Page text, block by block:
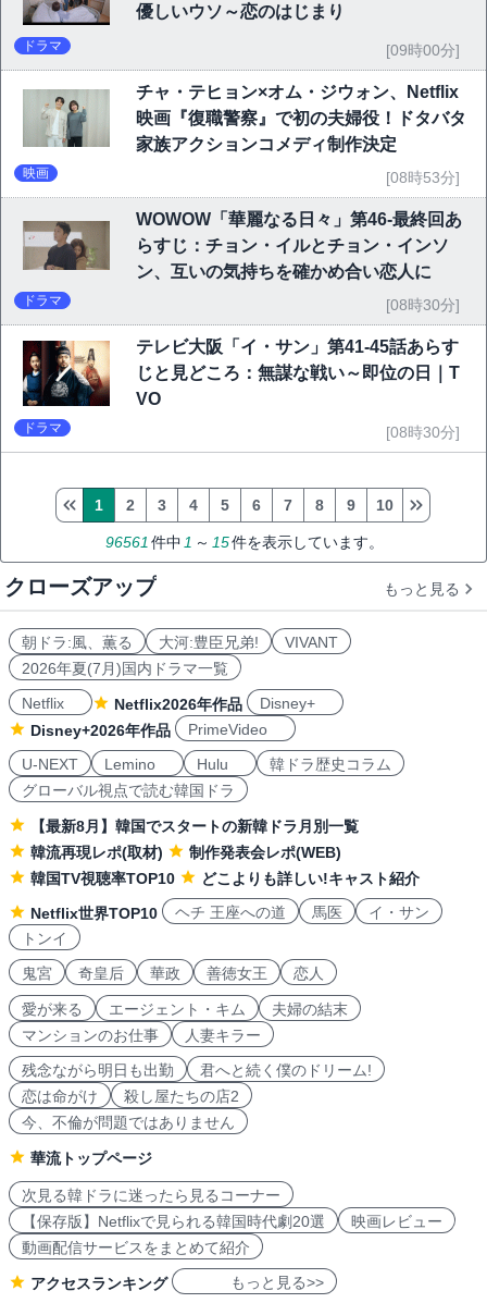
優しいウソ～恋のはじまり
ドラマ [09時00分]
チャ・テヒョン×オム・ジウォン、Netflix
映画『復職警察』で初の夫婦役！ドタバタ
家族アクションコメディ制作決定
映画 [08時53分]
WOWOW「華麗なる日々」第46-最終回あ
らすじ：チョン・イルとチョン・インソ
ン、互いの気持ちを確かめ合い恋人に
ドラマ [08時30分]
テレビ大阪「イ・サン」第41-45話あらす
じと見どころ：無謀な戦い～即位の日｜T
VO
ドラマ [08時30分]
96561 件中 1 ～ 15件を表示しています。
1 2 3 4 5 6 7 8 9 10
クローズアップ もっと見る
朝ドラ:風、薫る 大河:豊臣兄弟!
VIVANT
2026年夏(7月)国内ドラマ一覧
Netflix
Netflix2026年作品
Disney+
Disney+2026年作品
PrimeVideo
U-NEXT
Lemino Hulu
韓ドラ歴史コラム
グローバル視点で読む韓国ドラ
【最新8月】韓国でスタートの新韓ドラ月別一覧
韓流再現レポ(取材)
制作発表会レポ(WEB)
韓国TV視聴率TOP10
どこよりも詳しい!キャスト紹介
Netflix世界TOP10
ヘチ 王座への道 馬医
イ・サン
トンイ
鬼宮
奇皇后 華政 善徳女王 恋人
愛が来る エージェント・キム
夫婦の結末
マンションのお仕事
人妻キラー
残念ながら明日も出勤
君へと続く僕のドリーム!
恋は命がけ
殺し屋たちの店2
今、不倫が問題ではありません
華流トップページ
次見る韓ドラに迷ったら見るコーナー
【保存版】Netflixで見られる韓国時代劇20選
映画レビュー
動画配信サービスをまとめて紹介
アクセスランキング もっと見る>>